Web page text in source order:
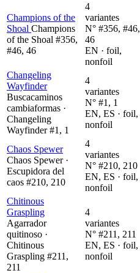
Champions of the
Shoal Champions
of the Shoal #356,
#46, 46
4
variantes
N° #356, #46,
46
EN · foil,
nonfoil
Changeling
Wayfinder
Buscacaminos
cambiaformas ·
Changeling
Wayfinder #1, 1
4
variantes
N° #1, 1
EN, ES · foil,
nonfoil
Chaos Spewer
Chaos Spewer ·
Escupidora del
caos #210, 210
4
variantes
N° #210, 210
EN, ES · foil,
nonfoil
Chitinous
Graspling
Agarrador
quitinoso ·
Chitinous
Graspling #211,
211
4
variantes
N° #211, 211
EN, ES · foil,
nonfoil